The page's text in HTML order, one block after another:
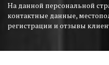
На данной персональной
контактные данные,
регистрации и отзывы